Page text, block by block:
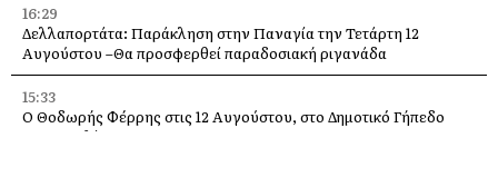
16:29
Δελλαπορτάτα: Παράκληση στην Παναγία την Τετάρτη 12
Αυγούστου –Θα προσφερθεί παραδοσιακή ριγανάδα
15:33
Ο Θοδωρής Φέρρης στις 12 Αυγούστου, στο Δημοτικό Γήπεδο
Αργοστολίου